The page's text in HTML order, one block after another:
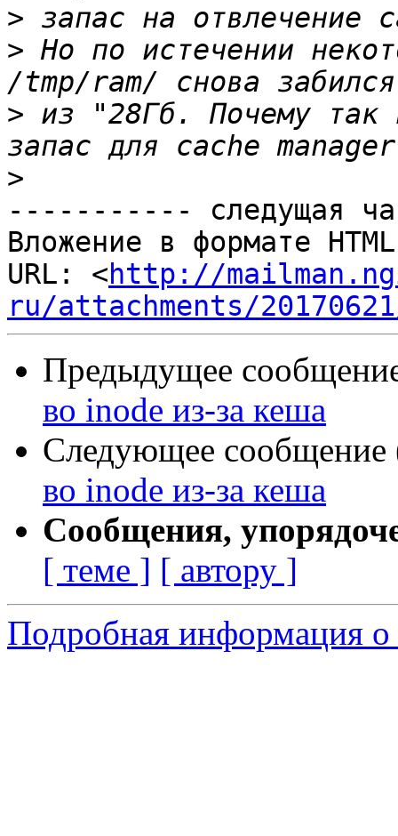
>
> Но по истечении
> из "28Гб. Почему так
>
----------- следущая
Вложение в формате
URL: <http://
ru/attachments/
Предыдущее
во inode из-за кеша
Следующее сообщение
во inode из-за кеша
Сообщения,
[ теме ] [ автору ]
Подробная информация